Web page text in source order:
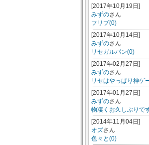
[2017年10月19日]
みずのさん
フリプ(0)
[2017年10月14日]
みずのさん
リセガルパン(0)
[2017年02月27日]
みずのさん
リセはやっぱり神ゲ
[2017年01月27日]
みずのさん
物凄くお久しぶりで
[2014年11月04日]
オズさん
色々と(0)